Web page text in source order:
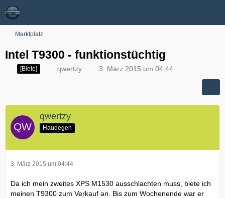
Marktplatz
Intel T9300 - funktionstüchtig
[Biete] qwertzy 3. März 2015 um 04:44
qwertzy
Haudegen
3. März 2015 um 04:44
Da ich mein zweites XPS M1530 ausschlachten muss, biete ich
meinen T9300 zum Verkauf an. Bis zum Wochenende war er